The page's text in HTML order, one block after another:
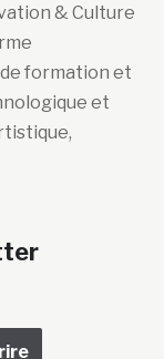
& Culture
formation et
et